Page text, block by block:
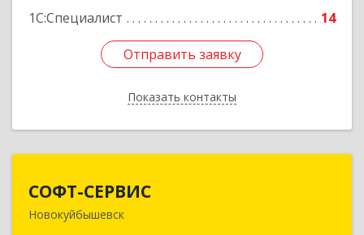
1С:Специалист
14
Отправить заявку
Показать контакты
Отправить заявку
Назад
СОФТ-СЕРВИС
Новокуйбышевск
446206, Самарская обл, Новокуйбышевск г,